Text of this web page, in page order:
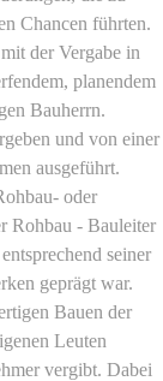
Chancen führten.
der Vergabe in
planendem
Bauherrn.
und von einer
ausgeführt.
oder
Rohbau - Bauleiter
seiner
geprägt war.
Bauen der
Leuten
vergibt. Dabei